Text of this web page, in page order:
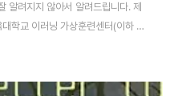
알려지지 않아서 알려드립니다. 제
학교 이러닝 가상훈련센터(이하 한
니다. 실은 5,6년 전에 한 교육게
업체가 개발하고 저는 내용만 구성